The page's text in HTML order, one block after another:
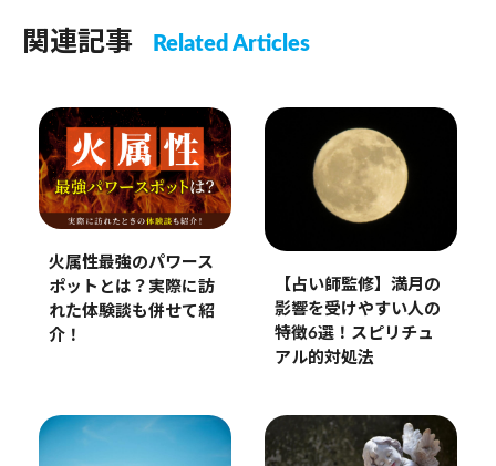
関連記事 Related Articles
火属性最強のパワース
ポットとは？実際に訪
れた体験談も併せて紹
介！
【占い師監修】満月の
影響を受けやすい人の
特徴6選！スピリチュ
アル的対処法